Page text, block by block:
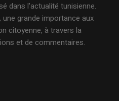
dans l’actualité tunisienne.
grande importance aux
citoyenne, à travers la
et de commentaires.